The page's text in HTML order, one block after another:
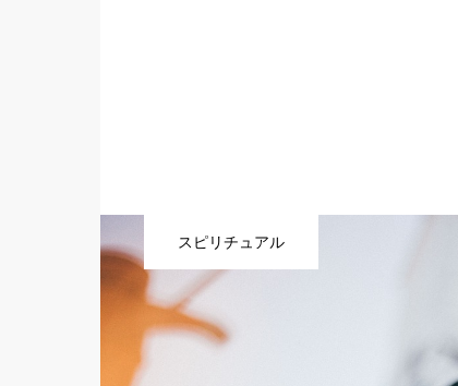
スピリチュアル